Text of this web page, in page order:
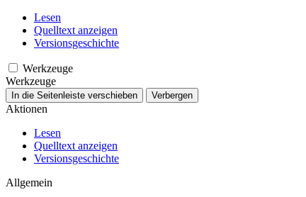
Lesen
Quelltext anzeigen
Versionsgeschichte
Werkzeuge
Werkzeuge
In die Seitenleiste verschieben Verbergen
Aktionen
Lesen
Quelltext anzeigen
Versionsgeschichte
Allgemein